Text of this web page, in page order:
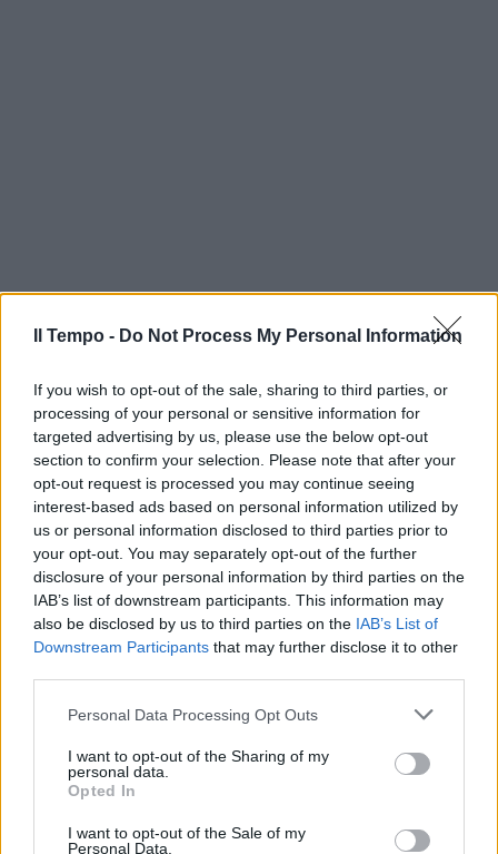
Il Tempo - Do Not Process My Personal Information
If you wish to opt-out of the sale, sharing to third parties, or
processing of your personal or sensitive information for
targeted advertising by us, please use the below opt-out
section to confirm your selection. Please note that after your
opt-out request is processed you may continue seeing
interest-based ads based on personal information utilized by
us or personal information disclosed to third parties prior to
your opt-out. You may separately opt-out of the further
disclosure of your personal information by third parties on the
IAB’s list of downstream participants. This information may
also be disclosed by us to third parties on the IAB’s List of
Downstream Participants that may further disclose it to other
Personal Data Processing Opt Outs
I want to opt-out of the Sharing of my
personal data.
Opted In
I want to opt-out of the Sale of my
Personal Data.